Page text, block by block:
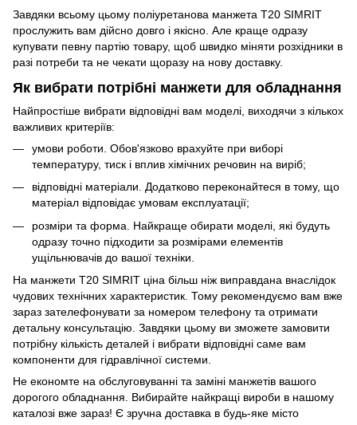
Завдяки всьому цьому поліуретанова манжета Т20 SIMRIT
прослужить вам дійсно довго і якісно. Але краще одразу
купувати певну партію товару, щоб швидко міняти розхідники в
разі потреби та не чекати щоразу на нову доставку.
Як вибрати потрібні манжети для обладнання
Найпростіше вибрати відповідні вам моделі, виходячи з кількох
важливих критеріїв:
умови роботи. Обов'язково врахуйте при виборі
температуру, тиск і вплив хімічних речовин на виріб;
відповідні матеріали. Додатково переконайтеся в тому, що
матеріал відповідає умовам експлуатації;
розміри та форма. Найкраще обирати моделі, які будуть
одразу точно підходити за розмірами елементів
ущільнювачів до вашої техніки.
На манжети Т20 SIMRIT ціна більш ніж виправдана внаслідок
чудових технічних характеристик. Тому рекомендуємо вам вже
зараз зателефонувати за номером телефону та отримати
детальну консультацію. Завдяки цьому ви зможете замовити
потрібну кількість деталей і вибрати відповідні саме вам
компоненти для гідравлічної системи.
Не економте на обслуговуванні та заміні манжетів вашого
дорогого обладнання. Вибирайте найкращі вироби в нашому
каталозі вже зараз! Є зручна доставка в будь-яке місто